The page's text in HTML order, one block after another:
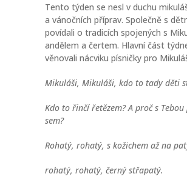
Tento týden se nesl v duchu
a vánočních příprav. Společně s
povídali o tradicích spojených s
andělem a čertem. Hlavní část
věnovali nácviku písničky pro
Mikuláši, Mikuláši, kdo to tady děti
Kdo to řinčí řetězem? A proč s
sem?
Rohatý, rohatý, s kožichem až na
rohatý, rohatý, černý střapatý.